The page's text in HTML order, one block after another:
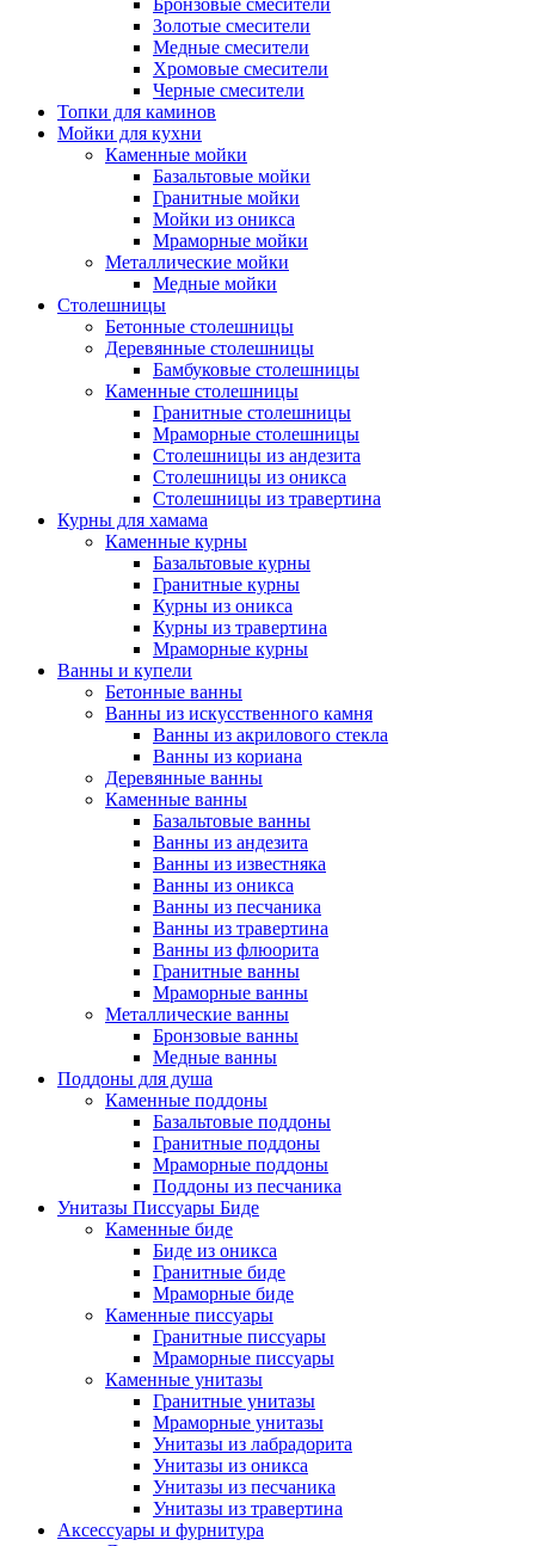
Бронзовые смесители
Золотые смесители
Медные смесители
Хромовые смесители
Черные смесители
Топки для каминов
Мойки для кухни
Каменные мойки
Базальтовые мойки
Гранитные мойки
Мойки из оникса
Мраморные мойки
Металлические мойки
Медные мойки
Столешницы
Бетонные столешницы
Деревянные столешницы
Бамбуковые столешницы
Каменные столешницы
Гранитные столешницы
Мраморные столешницы
Столешницы из андезита
Столешницы из оникса
Столешницы из травертина
Курны для хамама
Каменные курны
Базальтовые курны
Гранитные курны
Курны из оникса
Курны из травертина
Мраморные курны
Ванны и купели
Бетонные ванны
Ванны из искусственного камня
Ванны из акрилового стекла
Ванны из кориана
Деревянные ванны
Каменные ванны
Базальтовые ванны
Ванны из андезита
Ванны из известняка
Ванны из оникса
Ванны из песчаника
Ванны из травертина
Ванны из флюорита
Гранитные ванны
Мраморные ванны
Металлические ванны
Бронзовые ванны
Медные ванны
Поддоны для душа
Каменные поддоны
Базальтовые поддоны
Гранитные поддоны
Мраморные поддоны
Поддоны из песчаника
Унитазы Писсуары Биде
Каменные биде
Биде из оникса
Гранитные биде
Мраморные биде
Каменные писсуары
Гранитные писсуары
Мраморные писсуары
Каменные унитазы
Гранитные унитазы
Мраморные унитазы
Унитазы из лабрадорита
Унитазы из оникса
Унитазы из песчаника
Унитазы из травертина
Аксессуары и фурнитура